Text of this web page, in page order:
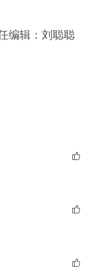
编辑：刘聪聪